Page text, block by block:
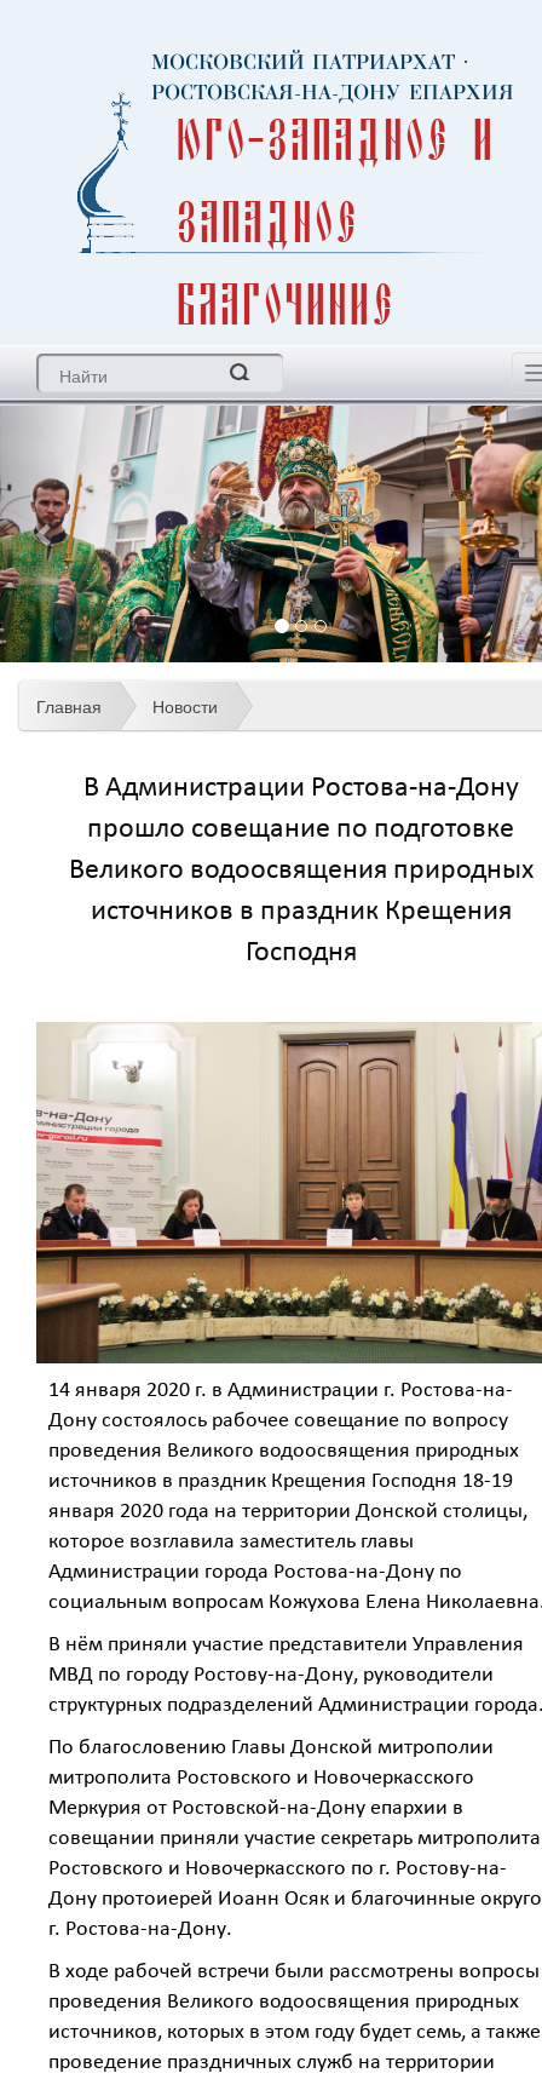
МОСКОВСКИЙ ПАТРИАРХАТ ·
РОСТОВСКАЯ-НА-ДОНУ ЕПАРХИЯ
Юго-Западное и
Западное
благочиние
Главная Новости
В Администрации Ростова-на-Дону
прошло совещание по подготовке
Великого водоосвящения природных
источников в праздник Крещения
Господня
14 января 2020 г. в Администрации г. Ростова-на-
Дону состоялось рабочее совещание по вопросу
проведения Великого водоосвящения природных
источников в праздник Крещения Господня 18-19
января 2020 года на территории Донской столицы,
которое возглавила заместитель главы
Администрации города Ростова-на-Дону по
социальным вопросам Кожухова Елена
В нём приняли участие представители Управления
МВД по городу Ростову-на-Дону, руководители
структурных подразделений Администрации
По благословению Главы Донской митрополии
митрополита Ростовского и Новочеркасского
Меркурия от Ростовской-на-Дону епархии в
совещании приняли участие секретарь митрополита
Ростовского и Новочеркасского по г. Ростову-на-
Дону протоиерей Иоанн Осяк и благочинные
г. Ростова-на-Дону.
В ходе рабочей встречи были рассмотрены вопросы
проведения Великого водоосвящения природных
источников, которых в этом году будет семь, а также
проведение праздничных служб на территории